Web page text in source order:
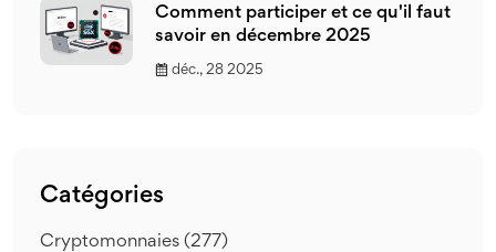
Comment participer et ce qu'il faut
savoir en décembre 2025
déc., 28 2025
Catégories
Cryptomonnaies (277)